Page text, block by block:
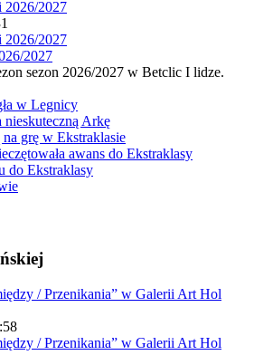
2027
sezon 2026/2027 w Betclic I lidze.
w Legnicy
nieskuteczną Arkę
grę w Ekstraklasie
awans do Ekstraklasy
do Ekstraklasy